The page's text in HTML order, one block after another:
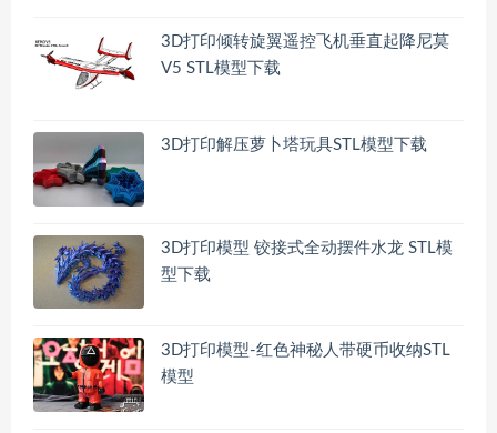
3D打印倾转旋翼遥控飞机垂直起降尼莫
V5 STL模型下载
3D打印解压萝卜塔玩具STL模型下载
3D打印模型 铰接式全动摆件水龙 STL模
型下载
3D打印模型-红色神秘人带硬币收纳STL
模型